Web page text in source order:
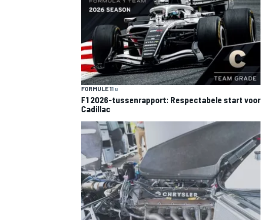
FORMULE 11 u
F1 2026-tussenrapport: Respectabele start voor
Cadillac